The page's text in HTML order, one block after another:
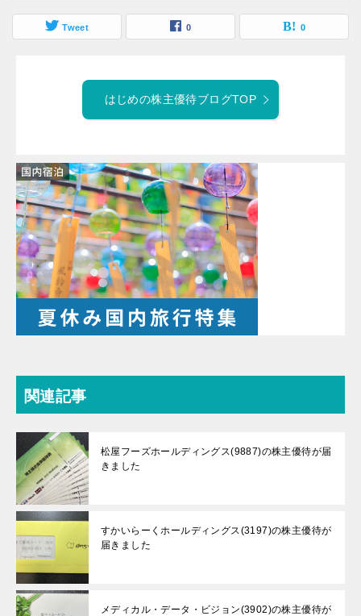
Tweet 0 0
はじめの株主優待ブログTOP
関連記事
松屋フーズホールディングス(9887)の株主優待が届
きました
すかいらーくホールディングス(3197)の株主優待が
届きました
メディカル・データ・ビジョン(3902)の株主優待が